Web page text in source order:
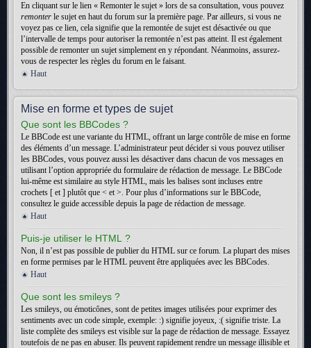
En cliquant sur le lien « Remonter le sujet » lors de sa consultation, vous pouvez
remonter le sujet en haut du forum sur la première page. Par ailleurs, si vous ne
voyez pas ce lien, cela signifie que la remontée de sujet est désactivée ou que
l’intervalle de temps pour autoriser la remontée n’est pas atteint. Il est également
possible de remonter un sujet simplement en y répondant. Néanmoins, assurez-
vous de respecter les règles du forum en le faisant.
Haut
Mise en forme et types de sujet
Que sont les BBCodes ?
Le BBCode est une variante du HTML, offrant un large contrôle de mise en forme
des éléments d’un message. L’administrateur peut décider si vous pouvez utiliser
les BBCodes, vous pouvez aussi les désactiver dans chacun de vos messages en
utilisant l’option appropriée du formulaire de rédaction de message. Le BBCode
lui-même est similaire au style HTML, mais les balises sont incluses entre
crochets [ et ] plutôt que < et >. Pour plus d’informations sur le BBCode,
consultez le guide accessible depuis la page de rédaction de message.
Haut
Puis-je utiliser le HTML ?
Non, il n’est pas possible de publier du HTML sur ce forum. La plupart des mises
en forme permises par le HTML peuvent être appliquées avec les BBCodes.
Haut
Que sont les smileys ?
Les smileys, ou émoticônes, sont de petites images utilisées pour exprimer des
sentiments avec un code simple, exemple: :) signifie joyeux, :( signifie triste. La
liste complète des smileys est visible sur la page de rédaction de message. Essayez
toutefois de ne pas en abuser. Ils peuvent rapidement rendre un message illisible et